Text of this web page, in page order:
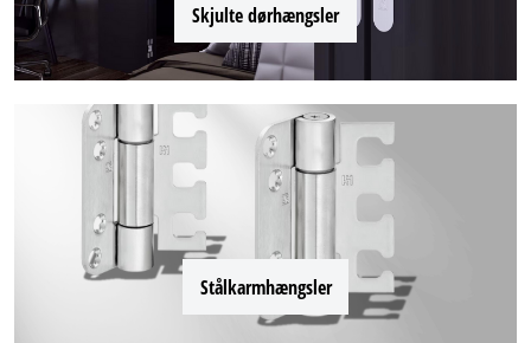
Skjulte dørhængsler
Stålkarmhængsler